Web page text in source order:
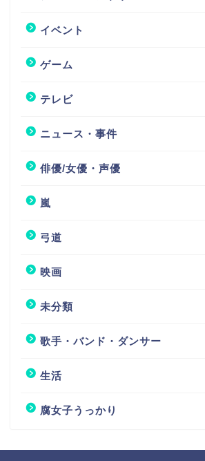
イベント
ゲーム
テレビ
ニュース・事件
俳優/女優・声優
嵐
弓道
映画
未分類
歌手・バンド・ダンサー
生活
腐女子うっかり